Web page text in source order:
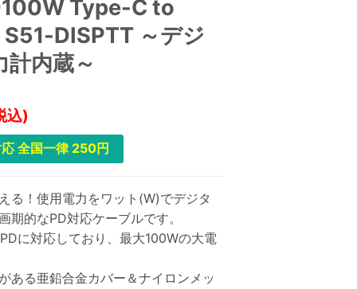
Type-C to
DISPTT ～デジ
計内蔵～
込)
全国一律 250円
る！使用電力をワット(W)でデジタ
期的なPD対応ケーブルです。
に対応しており、最大100Wの大電
ある亜鉛合金カバー＆ナイロンメッ